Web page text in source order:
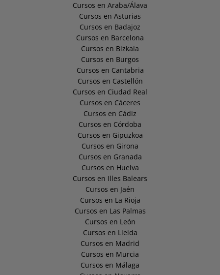
Cursos en Araba/Álava
Cursos en Asturias
Cursos en Badajoz
Cursos en Barcelona
Cursos en Bizkaia
Cursos en Burgos
Cursos en Cantabria
Cursos en Castellón
Cursos en Ciudad Real
Cursos en Cáceres
Cursos en Cádiz
Cursos en Córdoba
Cursos en Gipuzkoa
Cursos en Girona
Cursos en Granada
Cursos en Huelva
Cursos en Illes Balears
Cursos en Jaén
Cursos en La Rioja
Cursos en Las Palmas
Cursos en León
Cursos en Lleida
Cursos en Madrid
Cursos en Murcia
Cursos en Málaga